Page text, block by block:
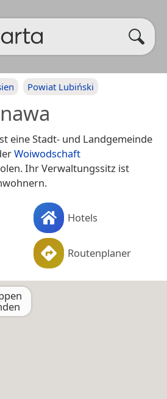
Powiat Lubiński
eine Stadt- und Landgemeinde
Woiwodschaft
Ihr Verwaltungssitz ist
Hotels
Routenplaner